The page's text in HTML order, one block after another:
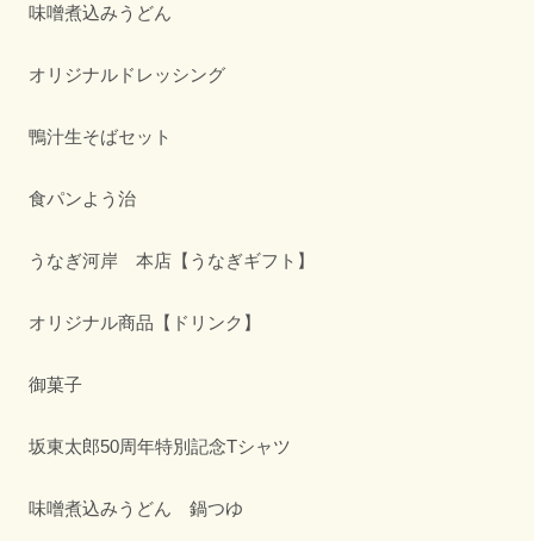
味噌煮込みうどん
オリジナルドレッシング
鴨汁生そばセット
食パンよう治
うなぎ河岸 本店【うなぎギフト】
オリジナル商品【ドリンク】
御菓子
坂東太郎50周年特別記念Tシャツ
味噌煮込みうどん 鍋つゆ